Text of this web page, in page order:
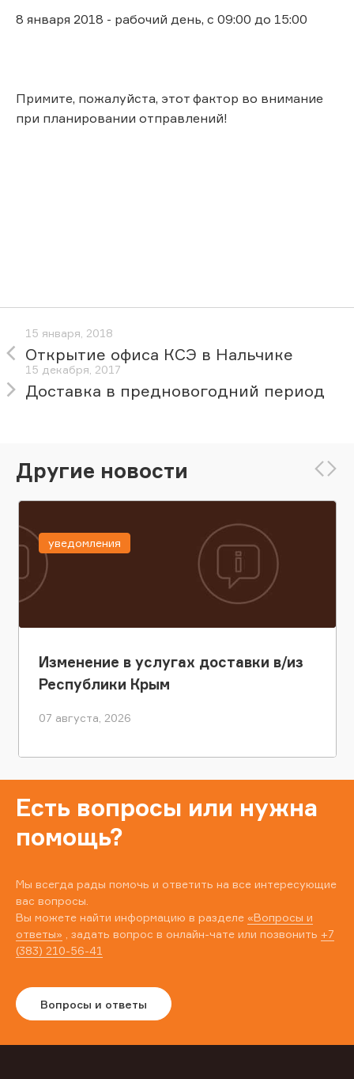
8 января 2018 - рабочий день, с 09:00 до 15:00
Примите, пожалуйста, этот фактор во внимание
при планировании отправлений!
15 января, 2018
Открытие офиса КСЭ в Нальчике
15 декабря, 2017
Доставка в предновогодний период
Другие новости
Изменение в услугах доставки в/из
Республики Крым
07 августа, 2026
уведомления
Есть вопросы или нужна
помощь?
Мы всегда рады помочь и ответить на все интересующие
вас вопросы.
Вы можете найти информацию в разделе «Вопросы и
ответы» , задать вопрос в онлайн-чате или позвонить +7
(383) 210-56-41
Вопросы и ответы